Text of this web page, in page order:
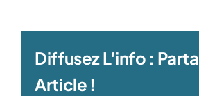
Diffusez L'info :
Article !